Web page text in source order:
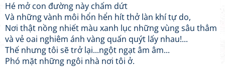
Hé mở con đường này chấm dứt
Và những vành môi hổn hển hít thở làn khí tự do,
Nơi thật nồng nhiết màu xanh lục những vùng sâu thẳm
và vẻ oai nghiêm ánh vàng quấn quýt lấy nhau!...
Thế nhưng tôi sẽ trở lại...ngột ngạt âm âm...
Phó mặt những ngôi nhà nơi tôi ở.